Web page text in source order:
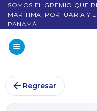
SOMOS EL GREMIO QUE
MARÍTIMA, PORTUARIA Y
PANAMÁ
Regresar